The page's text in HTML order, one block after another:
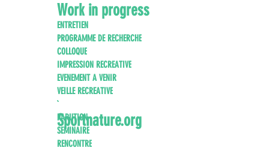
Sportnature.org
Work in progress
ENTRETIEN
PROGRAMME DE RECHERCHE
COLLOQUE
IMPRESSION RECREATIVE
EVENEMENT A VENIR
VEILLE RECREATIVE
`
PARUTION
SEMINAIRE
RENCONTRE